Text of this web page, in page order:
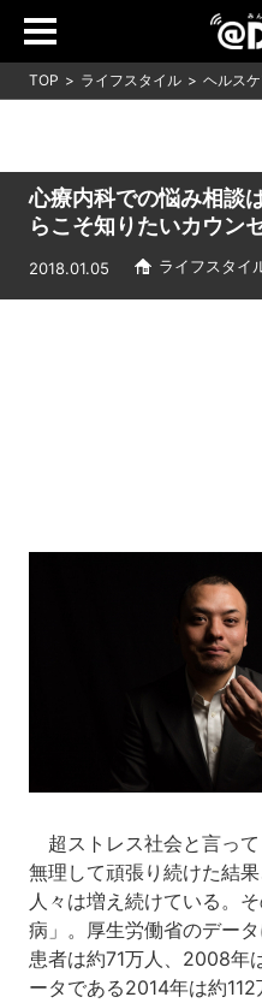
TOP ライフスタイル ヘルス
心療内科での悩み相談
らこそ知りたいカウン
2018.01.05 ライフスタイ
超ストレス社会と言って
無理して頑張り続けた結
人々は増え続けている。
病」。厚生労働省のデー
患者は約71万人、2008年
ータである2014年は約